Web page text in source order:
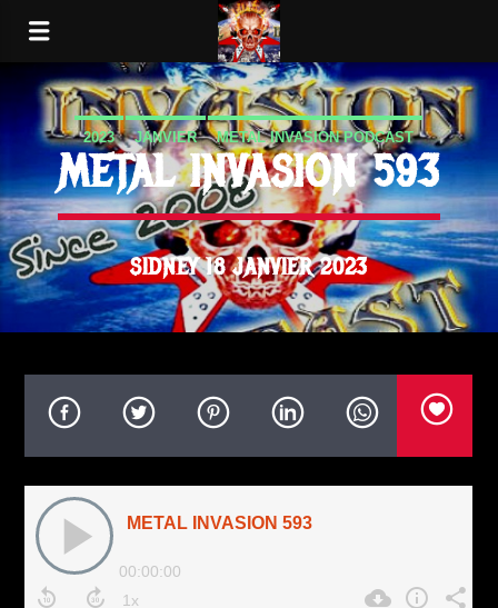
2023 JANVIER METAL INVASION PODCAST
METAL INVASION 593
SIDNEY 18 JANVIER 2023